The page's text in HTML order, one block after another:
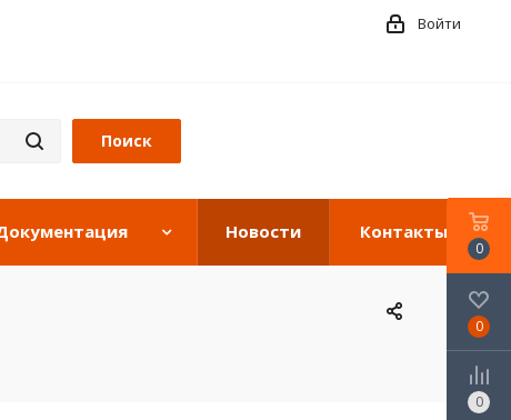
Войти
Новости Контакты
0
0
0